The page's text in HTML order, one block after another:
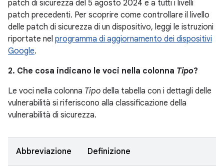
patch di sicurezza del 5 agosto 2024 e a tutti i livelli
patch precedenti. Per scoprire come controllare il livello
delle patch di sicurezza di un dispositivo, leggi le istruzioni
riportate nel programma di aggiornamento dei dispositivi
Google.
2. Che cosa indicano le voci nella colonna Tipo?
Le voci nella colonna Tipo della tabella con i dettagli delle
vulnerabilità si riferiscono alla classificazione della
vulnerabilità di sicurezza.
Abbreviazione Definizione